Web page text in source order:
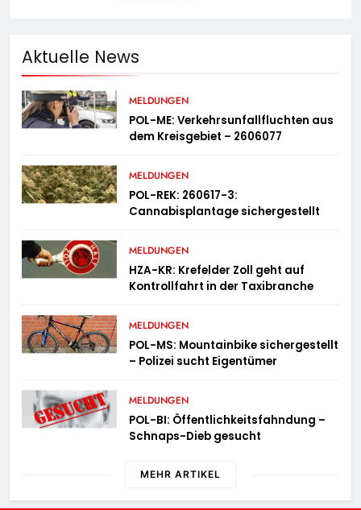
Aktuelle News
MELDUNGEN
POL-ME: Verkehrsunfallfluchten aus
dem Kreisgebiet – 2606077
MELDUNGEN
POL-REK: 260617-3:
Cannabisplantage sichergestellt
MELDUNGEN
HZA-KR: Krefelder Zoll geht auf
Kontrollfahrt in der Taxibranche
MELDUNGEN
POL-MS: Mountainbike sichergestellt
– Polizei sucht Eigentümer
MELDUNGEN
POL-BI: Öffentlichkeitsfahndung –
Schnaps-Dieb gesucht
MEHR ARTIKEL